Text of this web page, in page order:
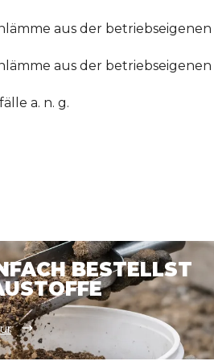
aus der
aus der
a. n. g.
BESTELLST